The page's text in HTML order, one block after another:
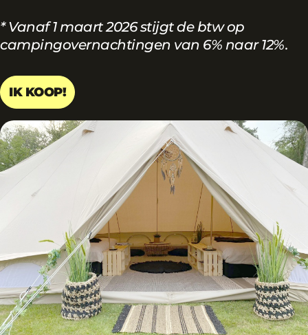
* Vanaf 1 maart 2026 stijgt de btw op
campingovernachtingen van 6% naar 12%.
IK KOOP!